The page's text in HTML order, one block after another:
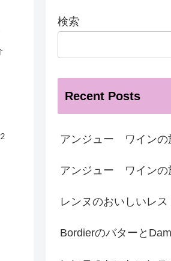
検索
Recent Posts
アンジュー ワインの
アンジュー ワインの
レンヌのおいしいレ
Bordierのバターと